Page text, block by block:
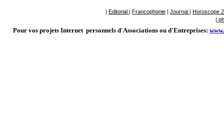
| Editorial | Francophonie | Journal | Horoscope
|
Pour vos projets Internet personnels d'Associations ou d'Entreprises: